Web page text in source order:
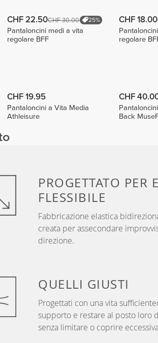
CHF 22.50CHF 30.00 25%
Pantaloncini medi a vita
regolare BFF
CHF 18.00
regolare
CHF 19.95
Pantaloncini a Vita Media
Athleisure
CHF
Back
PROGETTATO PER
FLESSIBILE
Fabbricazione elastica
creata per assecondare
direzione.
QUELLI GIUSTI
Progettati con una vita
supporto e restare al posto loro
senza limitare o coprire